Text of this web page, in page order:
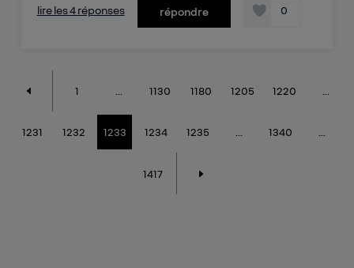
lire les 4 réponses répondre 0
1 1130 1180 1205 1220
1231 1232 1233 1234 1235 1340
1417